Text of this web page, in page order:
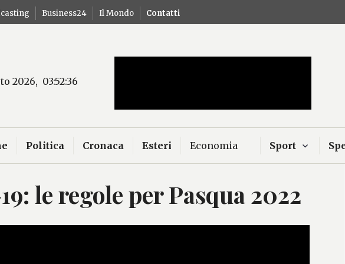
Business24 Il Mondo Contatti
2026, 03:52:37
news
Politica Cronaca Esteri Economia Sport
le regole per Pasqua 2022